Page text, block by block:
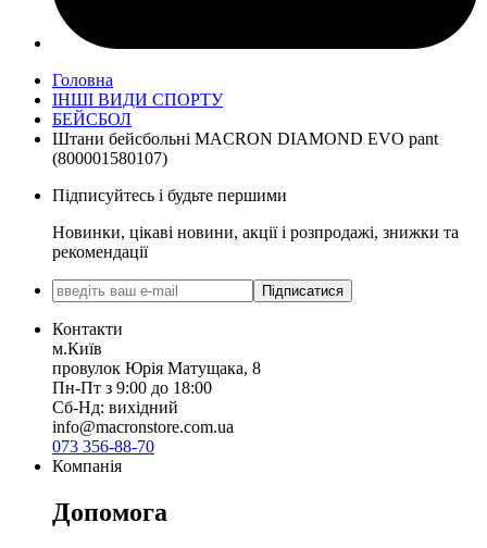
Головна
ІНШІ ВИДИ СПОРТУ
БЕЙСБОЛ
Штани бейсбольні MACRON DIAMOND EVO pant
(800001580107)
Підписуйтесь і будьте першими
Новинки, цікаві новини, акції і розпродажі, знижки та
рекомендації
Підписатися
Контакти
м.Київ
провулок Юрія Матущака, 8
Пн-Пт з 9:00 до 18:00
Сб-Нд: вихідний
info@macronstore.com.ua
073 356-88-70
Компанія
Допомога